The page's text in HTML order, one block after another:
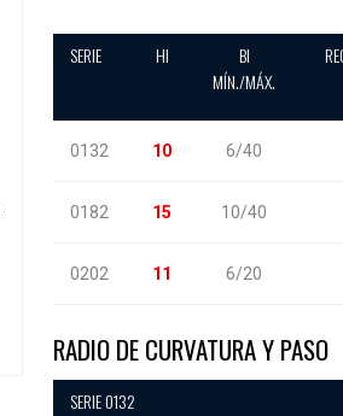
SERIE HI
BI
MÍN./MÁX.
0132 10 6/40
0182 15 10/40
0202 11 6/20
RADIO DE CURVATURA Y PASO
SERIE 0132